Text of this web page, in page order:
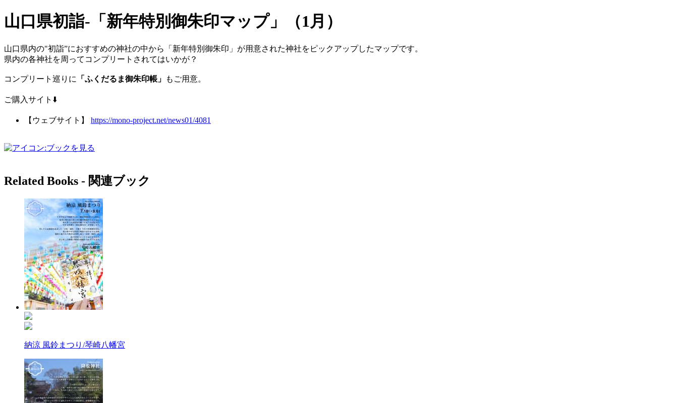
山口県初詣-「新年特別御朱印マップ」（1月）
山口県内の"初詣”におすすめの神社の中から「新年特別御朱印」が用意された神社をピックアップしたマップです。
県内の各神社を周ってコンプリートされてはいかが？
コンプリート巡りに 「ふくだるま御朱印帳」 もご用意。
ご購入サイト⬇️
【ウェブサイト】 https://mono-project.net/news01/4081
Related Books ‐ 関連ブック
納涼 風鈴まつり/琴崎八幡宮